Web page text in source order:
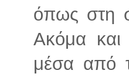
όπως στη
Ακόμα και
μέσα από